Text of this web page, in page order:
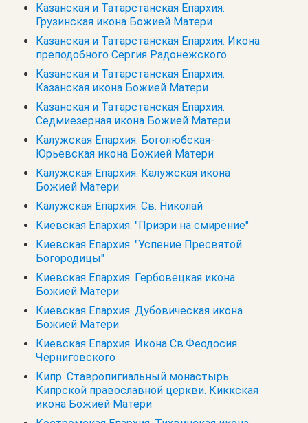
Казанская и Татарстанская Епархия.
Грузинская икона Божией Матери
Казанская и Татарстанская Епархия. Икона
преподобного Сергия Радонежского
Казанская и Татарстанская Епархия.
Казанская икона Божией Матери
Казанская и Татарстанская Епархия.
Седмиезерная икона Божией Матери
Калужская Епархия. Боголюбская-
Юрьевская икона Божией Матери
Калужская Епархия. Калужская икона
Божией Матери
Калужская Епархия. Св. Николай
Киевская Епархия. "Призри на смирение"
Киевская Епархия. "Успение Пресвятой
Богородицы"
Киевская Епархия. Гербовецкая икона
Божией Матери
Киевская Епархия. Дубовическая икона
Божией Матери
Киевская Епархия. Икона Св.Феодосия
Черниговского
Кипр. Cтавропигиальный монастырь
Кипрской православной церкви. Киккская
икона Божией Матери